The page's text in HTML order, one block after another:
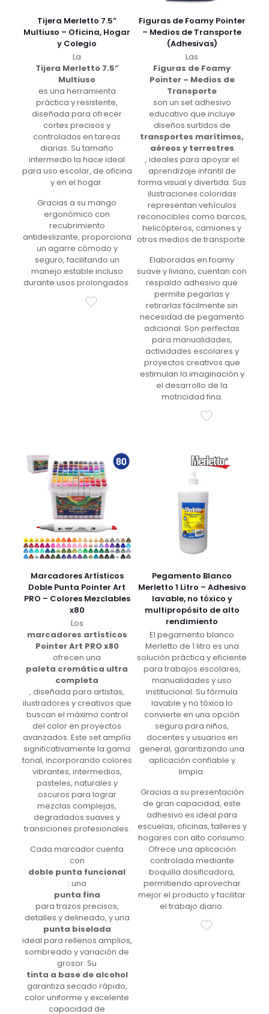
Tijera Merletto 7.5”
Multiuso – Oficina, Hogar
y Colegio
La
Tijera Merletto 7.5”
Multiuso
es una herramienta
práctica y resistente,
diseñada para ofrecer
cortes precisos y
controlados en tareas
diarias. Su tamaño
intermedio la hace ideal
para uso escolar, de oficina
y en el hogar.
Gracias a su mango
ergonómico con
recubrimiento
antideslizante, proporciona
un agarre cómodo y
seguro, facilitando un
manejo estable incluso
durante usos prolongados.
Figuras de Foamy Pointer
– Medios de Transporte
(Adhesivas)
Las
Figuras de Foamy
Pointer – Medios de
Transporte
son un set adhesivo
educativo que incluye
diseños surtidos de
transportes marítimos,
aéreos y terrestres
, ideales para apoyar el
aprendizaje infantil de
forma visual y divertida. Sus
ilustraciones coloridas
representan vehículos
reconocibles como barcos,
helicópteros, camiones y
otros medios de transporte.
Elaboradas en foamy
suave y liviano, cuentan con
respaldo adhesivo que
permite pegarlas y
retirarlas fácilmente sin
necesidad de pegamento
adicional. Son perfectas
para manualidades,
actividades escolares y
proyectos creativos que
estimulan la imaginación y
el desarrollo de la
motricidad fina.
Marcadores Artísticos
Doble Punta Pointer Art
PRO – Colores Mezclables
x80
Los
marcadores artísticos
Pointer Art PRO x80
ofrecen una
paleta cromática ultra
completa
, diseñada para artistas,
ilustradores y creativos que
buscan el máximo control
del color en proyectos
avanzados. Este set amplía
significativamente la gama
tonal, incorporando colores
vibrantes, intermedios,
pasteles, naturales y
oscuros para lograr
mezclas complejas,
degradados suaves y
transiciones profesionales.
Cada marcador cuenta
con
doble punta funcional
: una
punta fina
para trazos precisos,
detalles y delineado, y una
punta biselada
ideal para rellenos amplios,
sombreado y variación de
grosor. Su
tinta a base de alcohol
garantiza secado rápido,
color uniforme y excelente
capacidad de
Pegamento Blanco
Merletto 1 Litro – Adhesivo
lavable, no tóxico y
multipropósito de alto
rendimiento
El pegamento blanco
Merletto de 1 litro es una
solución práctica y eficiente
para trabajos escolares,
manualidades y uso
institucional. Su fórmula
lavable y no tóxica lo
convierte en una opción
segura para niños,
docentes y usuarios en
general, garantizando una
aplicación confiable y
limpia.
Gracias a su presentación
de gran capacidad, este
adhesivo es ideal para
escuelas, oficinas, talleres y
hogares con alto consumo.
Ofrece una aplicación
controlada mediante
boquilla dosificadora,
permitiendo aprovechar
mejor el producto y facilitar
el trabajo diario.